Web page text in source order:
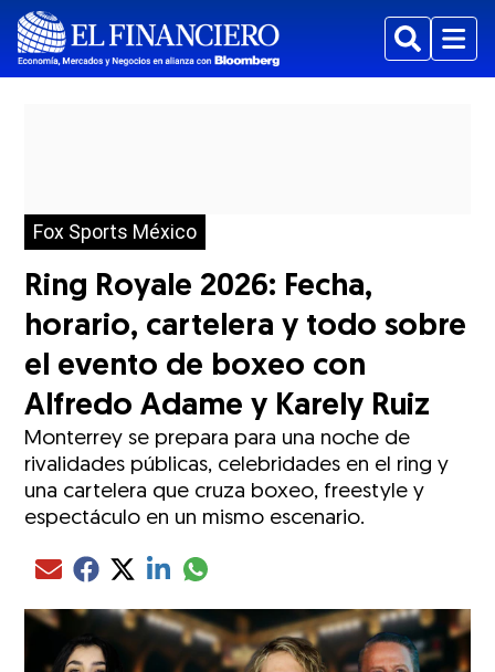
BuscarMenu
Fox Sports México
Ring Royale 2026: Fecha,
horario, cartelera y todo sobre
el evento de boxeo con
Alfredo Adame y Karely Ruiz
Monterrey se prepara para una noche de
rivalidades públicas, celebridades en el ring y
una cartelera que cruza boxeo, freestyle y
espectáculo en un mismo escenario.
Compartir el artículo actual mediante Email
Compartir el artículo actual mediante Facebook
Compartir el artículo actual mediante Twitter
Compartir el artículo actual mediante LinkedIn
Compartir el artículo actual mediante